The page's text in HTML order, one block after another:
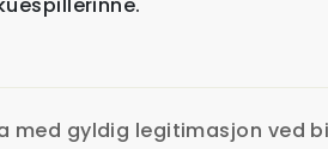
med gyldig legitimasjon ved